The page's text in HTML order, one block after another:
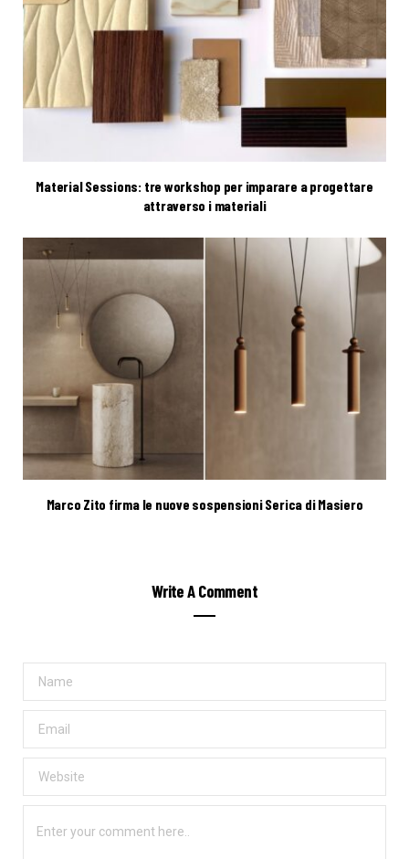
Material Sessions: tre workshop per imparare a progettare
attraverso i materiali
Marco Zito firma le nuove sospensioni Serica di Masiero
Write A Comment